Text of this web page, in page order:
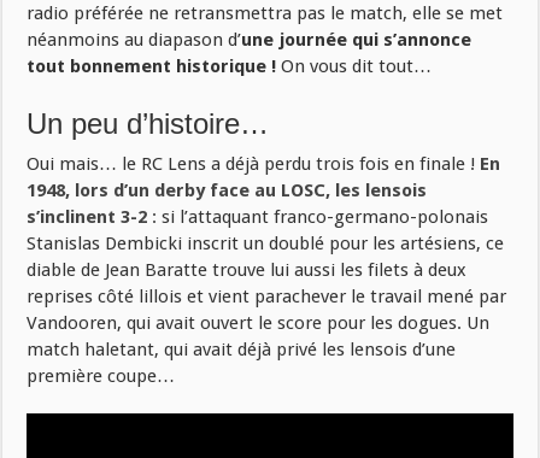
radio préférée ne retransmettra pas le match, elle se met
néanmoins au diapason d’une journée qui s’annonce
tout bonnement historique ! On vous dit tout…
Un peu d’histoire…
Oui mais… le RC Lens a déjà perdu trois fois en finale ! En
1948, lors d’un derby face au LOSC, les lensois
s’inclinent 3-2 : si l’attaquant franco-germano-polonais
Stanislas Dembicki inscrit un doublé pour les artésiens, ce
diable de Jean Baratte trouve lui aussi les filets à deux
reprises côté lillois et vient parachever le travail mené par
Vandooren, qui avait ouvert le score pour les dogues. Un
match haletant, qui avait déjà privé les lensois d’une
première coupe…